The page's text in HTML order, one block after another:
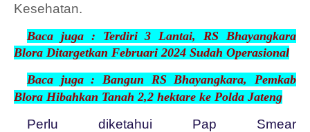
Kesehatan.
Baca juga : Terdiri 3 Lantai, RS Bhayangkara
Blora Ditargetkan Februari 2024 Sudah Operasional
Baca juga : Bangun RS Bhayangkara, Pemkab
Blora Hibahkan Tanah 2,2 hektare ke Polda Jateng
Perlu diketahui Pap Smear